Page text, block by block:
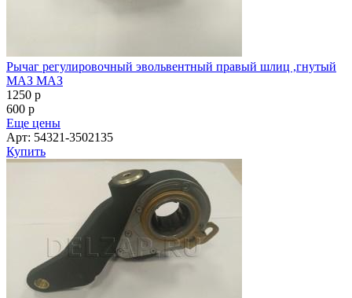
Рычаг регулировочный эвольвентный правый шлиц ,гнутый
МАЗ МАЗ
1250 p
600 p
Еще цены
Арт: 54321-3502135
Купить